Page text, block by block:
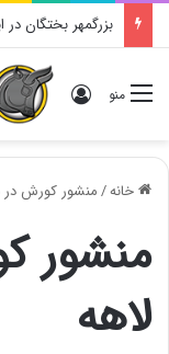
بزرگمهر بختگان در
منو ورود
خانه/منشور کورش در
منشور
لاهه